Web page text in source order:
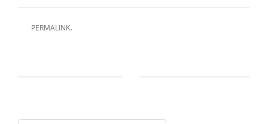
PERMALINK.